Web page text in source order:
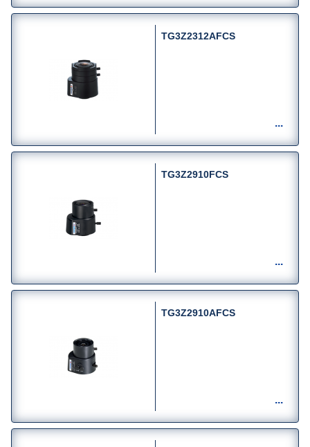
TG3Z2312AFCS
TG3Z2910FCS
TG3Z2910AFCS